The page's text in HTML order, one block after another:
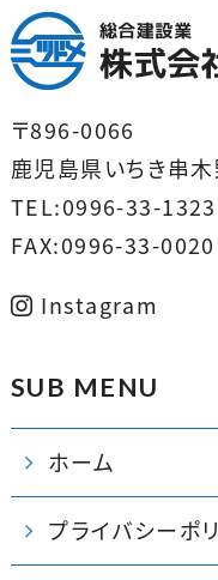
〒896-0066
鹿児島県いちき串
TEL:0996-33-1323
FAX:0996-33-0020
Instagram
SUB MENU
ホーム
プライバシーポ